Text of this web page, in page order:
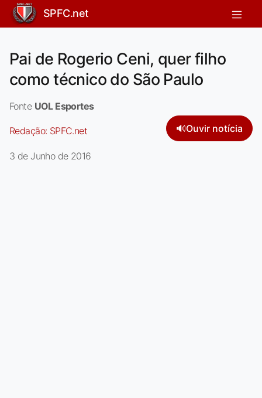
SPFC.net
Pai de Rogerio Ceni, quer filho
como técnico do São Paulo
Fonte UOL Esportes
Redação: SPFC.net 🔊Ouvir notícia
3 de Junho de 2016